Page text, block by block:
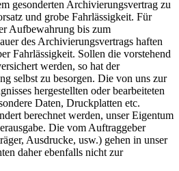
gesonderten Archivierungsvertrag zu
und grobe Fahrlässigkeit. Für
Aufbewahrung bis zum
des Archivierungsvertrags haften
Fahrlässigkeit. Sollen die vorstehend
werden, so hat der
selbst zu besorgen. Die von uns zur
hergestellten oder bearbeiteten
Daten, Druckplatten etc.
berechnet werden, unser Eigentum
Die vom Auftraggeber
Ausdrucke, usw.) gehen in unser
daher ebenfalls nicht zur